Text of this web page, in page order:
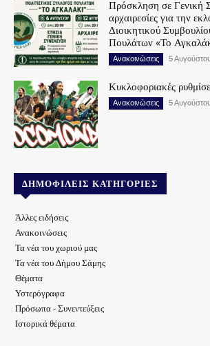
Πρόσκληση σε Γενική
αρχαιρεσίες για την
Διοικητικού
Πουλάτων «Το
Ανακοινώσεις 5
Κυκλοφοριακές
Ανακοινώσεις 5
ΔΗΜΟΦΙΛΕΊΣ ΚΑΤΗΓΟΡΊΕΣ
Άλλες ειδήσεις
Ανακοινώσεις
Τα νέα του χωριού μας
Τα νέα του Δήμου Σάμης
Θέματα
Υστερόγραφα
Πρόσωπα - Συνεντεύξεις
Ιστορικά θέματα